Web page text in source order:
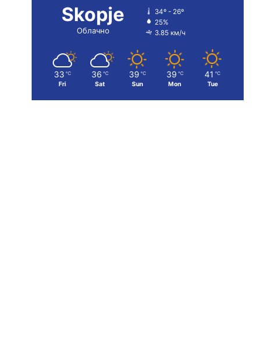
Skopje
Облачно
34º - 26º
25%
3.85 км/ч
33 ℃
Fri
36 ℃
Sat
39 ℃
Sun
39 ℃
Mon
41 ℃
Tue